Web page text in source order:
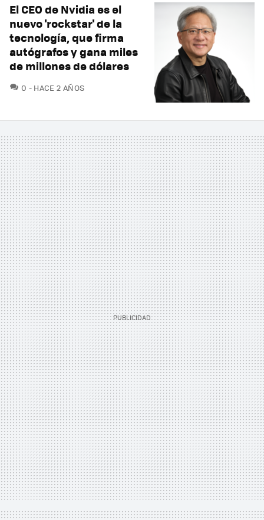
El CEO de Nvidia es el
nuevo 'rockstar' de la
tecnología, que firma
autógrafos y gana miles
de millones de dólares
0 COMENTARIOS
HACE 2 AÑOS